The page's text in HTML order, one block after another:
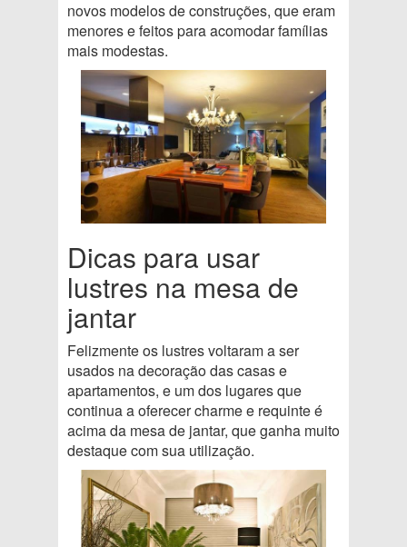
novos modelos de construções, que eram
menores e feitos para acomodar famílias
mais modestas.
Dicas para usar
lustres na mesa de
jantar
Felizmente os lustres voltaram a ser
usados na decoração das casas e
apartamentos, e um dos lugares que
continua a oferecer charme e requinte é
acima da mesa de jantar, que ganha muito
destaque com sua utilização.